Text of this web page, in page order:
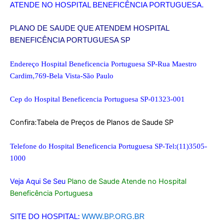
ATENDE NO HOSPITAL BENEFICÊNCIA PORTUGUESA.
PLANO DE SAUDE QUE ATENDEM HOSPITAL
BENEFICÊNCIA PORTUGUESA SP
Endereço Hospital Beneficencia Portuguesa SP-Rua Maestro
Cardim,769-Bela Vista-São Paulo
Cep do Hospital Beneficencia Portuguesa SP-01323-001
Confira:Tabela de Preços de Planos de Saude SP
Telefone do Hospital Beneficencia Portuguesa SP-Tel:(11)3505-
1000
Veja Aqui Se Seu Plano de Saude Atende no Hospital
Beneficência Portuguesa
SITE DO HOSPITAL: WWW.BP.ORG.BR